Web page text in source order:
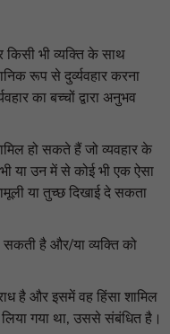
किसी भी व्यक्ति के साथ
रूप से दुर्व्यवहार करना
का बच्चों द्वारा अनुभव
हो सकते हैं जो व्यवहार के
या उन में से कोई भी एक ऐसा
या तुच्छ दिखाई दे सकता
सकती है और/या व्यक्ति को
है और इसमें वह हिंसा शामिल
लिया गया था, उससे संबंधित है।